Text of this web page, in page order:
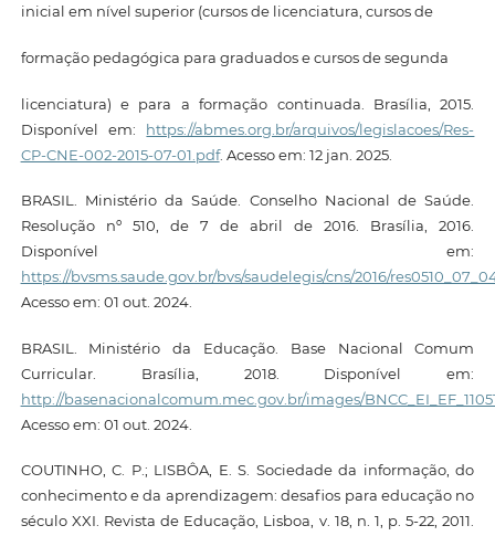
inicial em nível superior (cursos de licenciatura, cursos de
formação pedagógica para graduados e cursos de segunda
licenciatura) e para a formação continuada. Brasília, 2015.
Disponível em: https://abmes.org.br/arquivos/legislacoes/Res-
CP-CNE-002-2015-07-01.pdf. Acesso em: 12 jan. 2025.
BRASIL. Ministério da Saúde. Conselho Nacional de Saúde.
Resolução nº 510, de 7 de abril de 2016. Brasília, 2016.
Disponível em:
https://bvsms.saude.gov.br/bvs/saudelegis/cns/2016/
Acesso em: 01 out. 2024.
BRASIL. Ministério da Educação. Base Nacional Comum
Curricular. Brasília, 2018. Disponível em:
http://basenacionalcomum.mec.gov.br/images/
Acesso em: 01 out. 2024.
COUTINHO, C. P.; LISBÔA, E. S. Sociedade da informação, do
conhecimento e da aprendizagem: desafios para educação no
século XXI. Revista de Educação, Lisboa, v. 18, n. 1, p. 5-22, 2011.